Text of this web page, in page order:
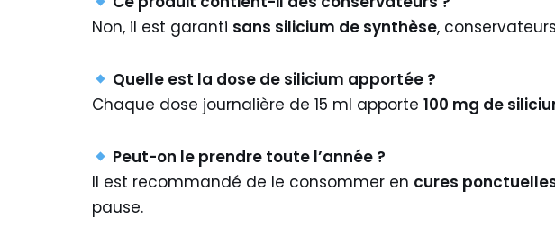
Non, il est garanti sans silicium de synthèse,
Quelle est la dose de silicium apportée ?
Chaque dose journalière de 15 ml apporte 100 mg de
Peut-on le prendre toute l’année ?
Il est recommandé de le consommer en cures
pause.